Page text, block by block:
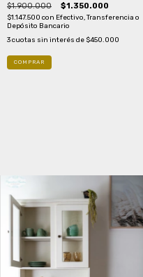
$1.900.000 $1.350.000
$1.147.500 con Efectivo, Transferencia o
Depósito Bancario
3cuotas sin interés de $450.000